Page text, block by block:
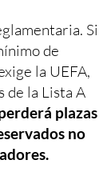
Si
de
la UEFA,
de la Lista A
plazas
no